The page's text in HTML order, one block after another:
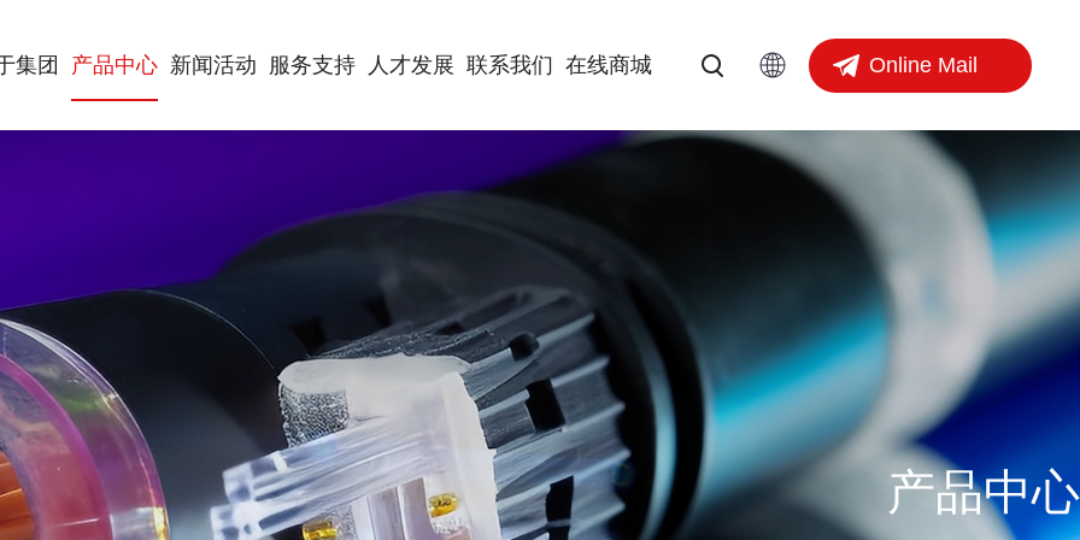
集团 产品中心 新闻活动 服务支持 人才发展 联系我们 在线商城 Online Mail
产品中心